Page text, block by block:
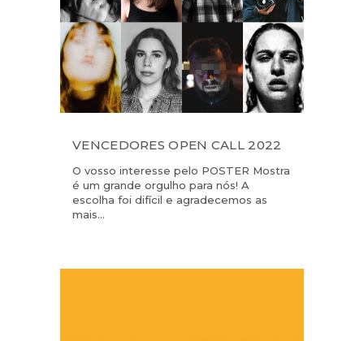
VENCEDORES OPEN CALL 2022
O vosso interesse pelo POSTER Mostra
é um grande orgulho para nós! A
escolha foi difícil e agradecemos as
mais...